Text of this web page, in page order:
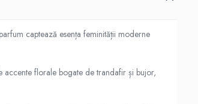
captează esența feminității moderne
accente florale bogate de trandafir și bujor,